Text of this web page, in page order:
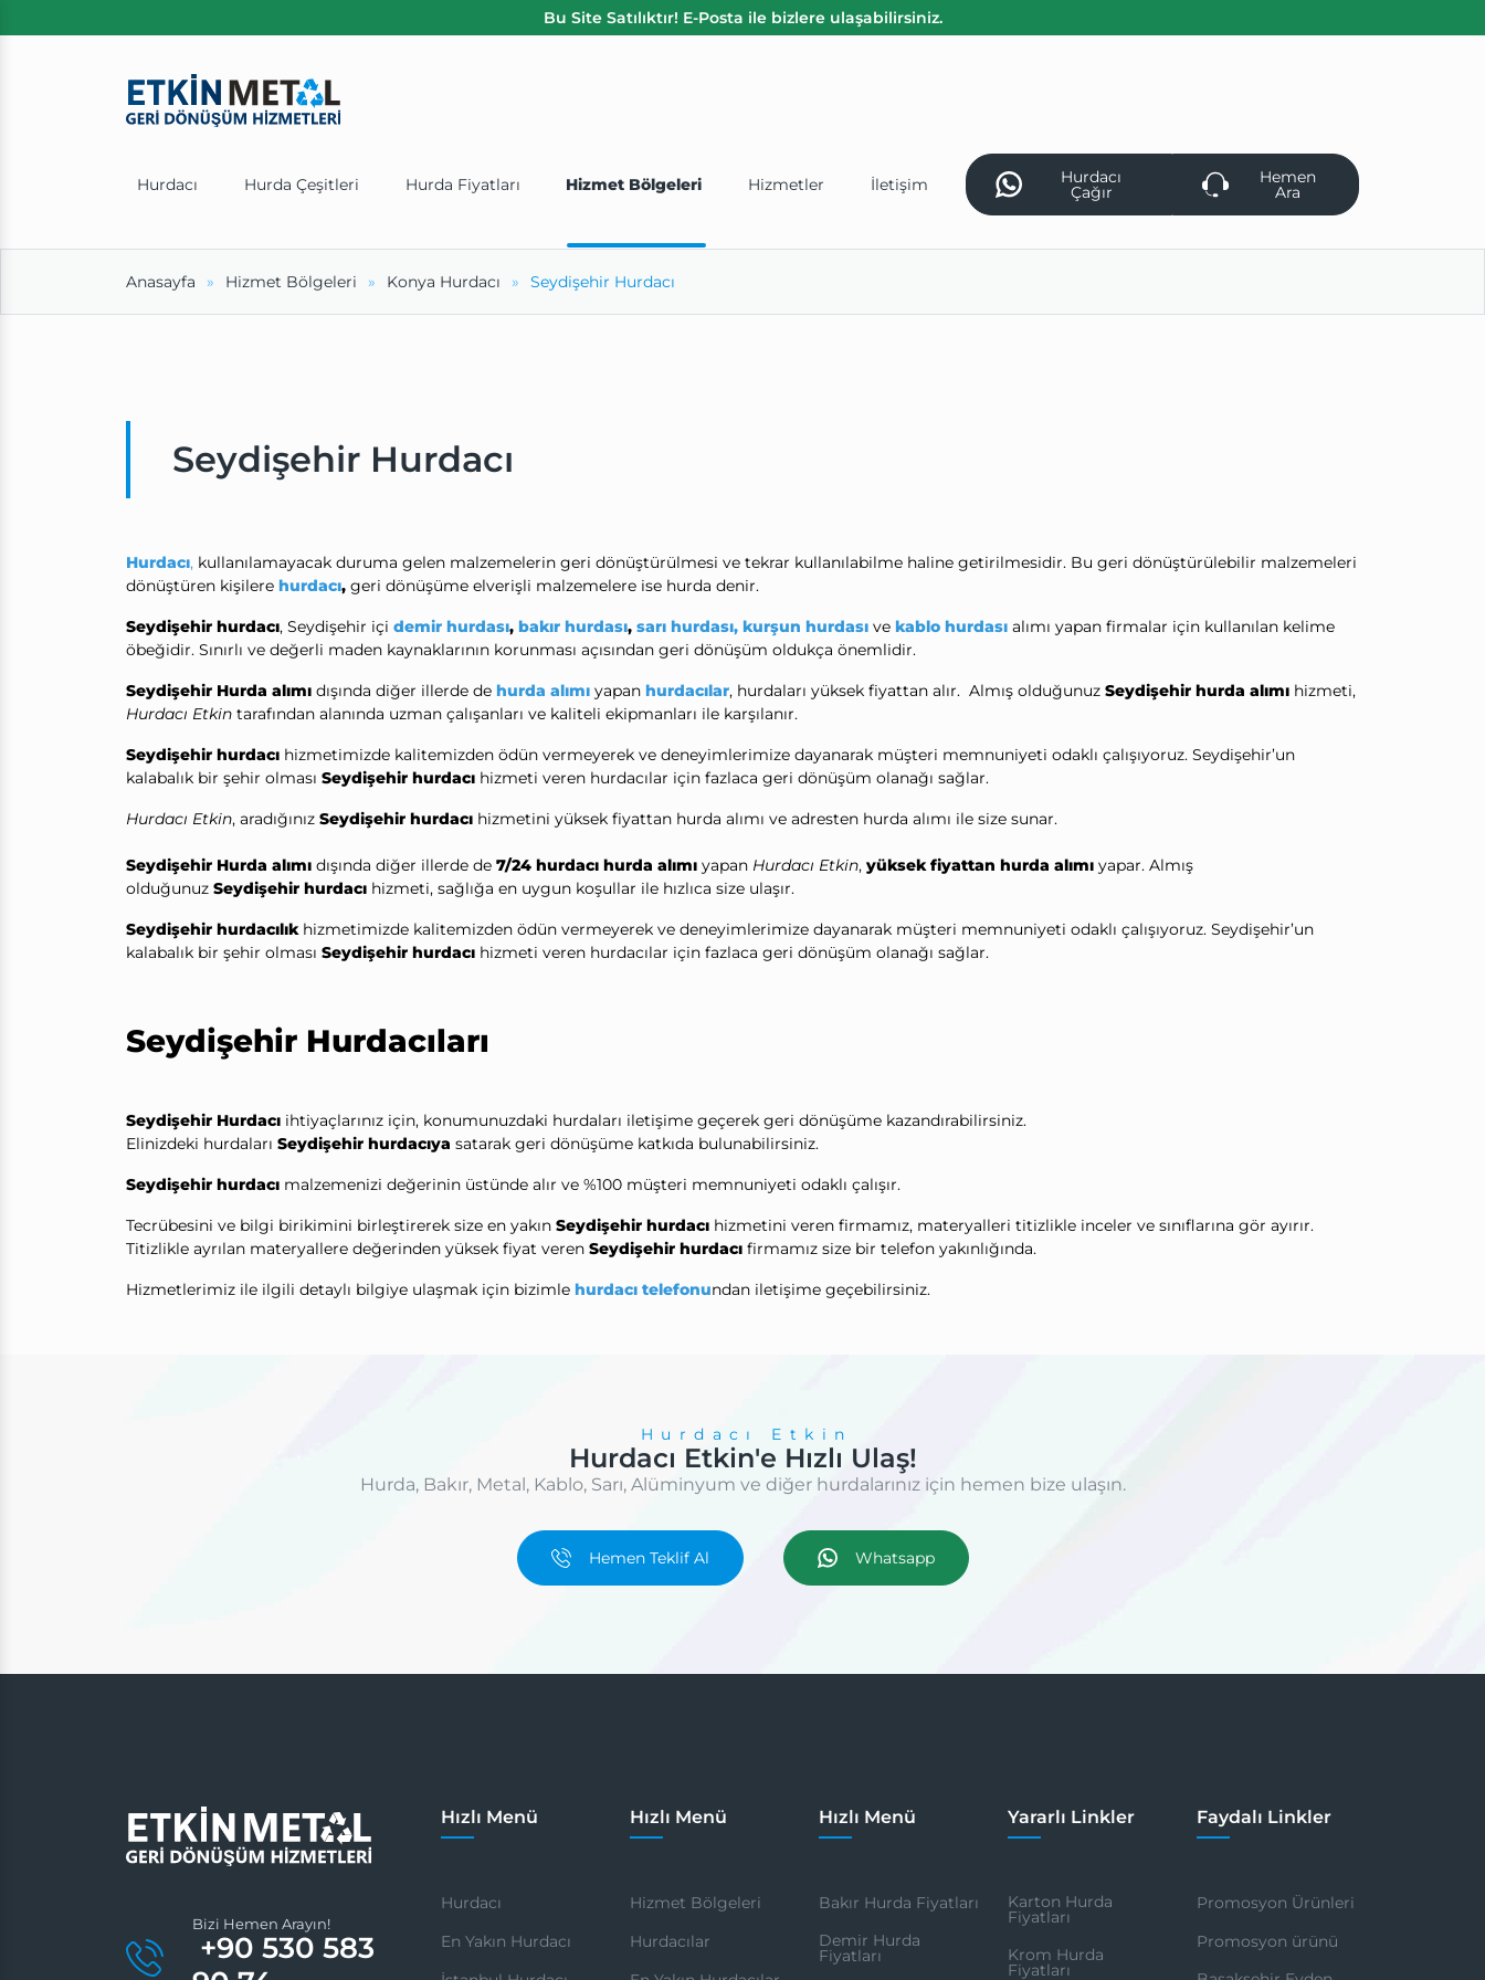
Bu Site Satılıktır! E-Posta ile bizlere ulaşabilirsiniz.
Hurdacı Hurda Çeşitleri Hurda Fiyatları Hizmet Bölgeleri Hizmetler İletişim Hurdacı
Çağır
Hemen
Ara
Anasayfa Hizmet Bölgeleri Konya Hurdacı Seydişehir Hurdacı
Seydişehir Hurdacı
Hurdacı, kullanılamayacak duruma gelen malzemelerin geri dönüştürülmesi ve tekrar kullanılabilme haline getirilmesidir. Bu geri dönüştürülebilir malzemeleri
dönüştüren kişilere hurdacı, geri dönüşüme elverişli malzemelere ise hurda denir.
Seydişehir hurdacı, Seydişehir içi demir hurdası, bakır hurdası, sarı hurdası, kurşun hurdası ve kablo hurdası alımı yapan firmalar için kullanılan kelime
öbeğidir. Sınırlı ve değerli maden kaynaklarının korunması açısından geri dönüşüm oldukça önemlidir.
Seydişehir Hurda alımı dışında diğer illerde de hurda alımı yapan hurdacılar, hurdaları yüksek fiyattan alır. Almış olduğunuz Seydişehir hurda alımı hizmeti,
Hurdacı Etkin tarafından alanında uzman çalışanları ve kaliteli ekipmanları ile karşılanır.
Seydişehir hurdacı hizmetimizde kalitemizden ödün vermeyerek ve deneyimlerimize dayanarak müşteri memnuniyeti odaklı çalışıyoruz. Seydişehir’un
kalabalık bir şehir olması Seydişehir hurdacı hizmeti veren hurdacılar için fazlaca geri dönüşüm olanağı sağlar.
Hurdacı Etkin, aradığınız Seydişehir hurdacı hizmetini yüksek fiyattan hurda alımı ve adresten hurda alımı ile size sunar.
Seydişehir Hurda alımı dışında diğer illerde de 7/24 hurdacı hurda alımı yapan Hurdacı Etkin, yüksek fiyattan hurda alımı yapar. Almış
olduğunuz Seydişehir hurdacı hizmeti, sağlığa en uygun koşullar ile hızlıca size ulaşır.
Seydişehir hurdacılıkhizmetimizde kalitemizden ödün vermeyerek ve deneyimlerimize dayanarak müşteri memnuniyeti odaklı çalışıyoruz. Seydişehir’un
kalabalık bir şehir olması Seydişehir hurdacı hizmeti veren hurdacılar için fazlaca geri dönüşüm olanağı sağlar.
Seydişehir Hurdacıları
Seydişehir Hurdacı ihtiyaçlarınız için, konumunuzdaki hurdaları iletişime geçerek geri dönüşüme kazandırabilirsiniz.
Elinizdeki hurdaları Seydişehir hurdacıya satarak geri dönüşüme katkıda bulunabilirsiniz.
Seydişehir hurdacı malzemenizi değerinin üstünde alır ve %100 müşteri memnuniyeti odaklı çalışır.
Tecrübesini ve bilgi birikimini birleştirerek size en yakın Seydişehir hurdacı hizmetini veren firmamız, materyalleri titizlikle inceler ve sınıflarına gör ayırır.
Titizlikle ayrılan materyallere değerinden yüksek fiyat veren Seydişehir hurdacı firmamız size bir telefon yakınlığında.
Hizmetlerimiz ile ilgili detaylı bilgiye ulaşmak için bizimle hurdacı telefonundan iletişime geçebilirsiniz.
Hurdacı Etkin
Hurdacı Etkin'e Hızlı Ulaş!
Hurda, Bakır, Metal, Kablo, Sarı, Alüminyum ve diğer hurdalarınız için hemen bize ulaşın.
Hemen Teklif Al Whatsapp
Bizi Hemen Arayın!
+90 530 583
Hızlı Menü
Hurdacı
En Yakın Hurdacı
Hızlı Menü
Hizmet Bölgeleri
Hurdacılar
Hızlı Menü
Bakır Hurda Fiyatları
Demir Hurda
Fiyatları
Yararlı Linkler
Karton Hurda
Fiyatları
Krom Hurda
Fiyatları
Faydalı Linkler
Promosyon Ürünleri
Promosyon ürünü